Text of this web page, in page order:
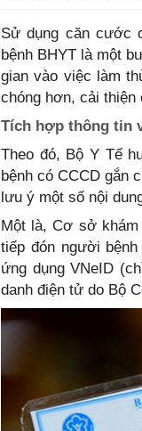
Sử dụng căn cước
bệnh BHYT là một
gian vào việc làm
chóng hơn, cải thiện
Tích hợp thông tin
Theo đó, Bộ Y Tế
bệnh có CCCD gắn
lưu ý một số nội
Một là, Cơ sở khám
tiếp đón người
ứng dụng VNeID
danh điện tử do Bộ